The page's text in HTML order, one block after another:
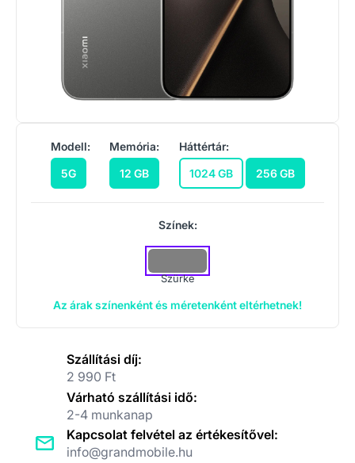
Modell:
5G
Memória:
12 GB
Háttértár:
1024 GB
256 GB
Színek:
Szürke
Az árak színenként és méretenként eltérhetnek!
Szállítási díj:
2 990 Ft
Várható szállítási idő:
2-4 munkanap
Kapcsolat felvétel az értékesítővel:
info@grandmobile.hu